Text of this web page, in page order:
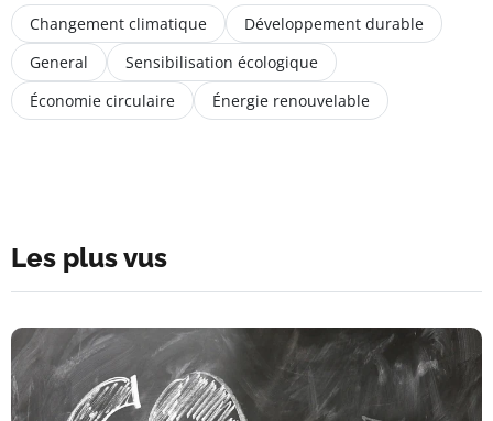
Changement climatique
Développement durable
General
Sensibilisation écologique
Économie circulaire
Énergie renouvelable
Les plus vus